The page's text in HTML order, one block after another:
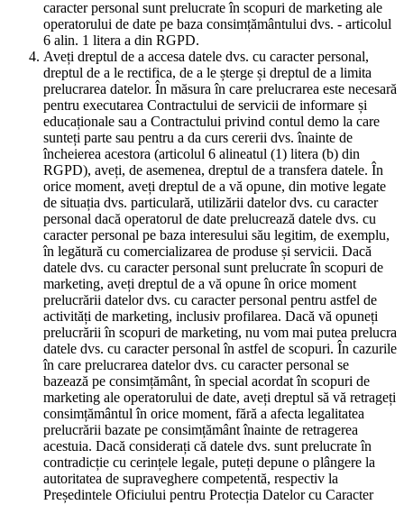
caracter personal sunt prelucrate în scopuri de marketing ale
operatorului de date pe baza consimțământului dvs. - articolul
6 alin. 1 litera a din RGPD.
Aveți dreptul de a accesa datele dvs. cu caracter personal,
dreptul de a le rectifica, de a le șterge și dreptul de a limita
prelucrarea datelor. În măsura în care prelucrarea este necesară
pentru executarea Contractului de servicii de informare și
educaționale sau a Contractului privind contul demo la care
sunteți parte sau pentru a da curs cererii dvs. înainte de
încheierea acestora (articolul 6 alineatul (1) litera (b) din
RGPD), aveți, de asemenea, dreptul de a transfera datele. În
orice moment, aveți dreptul de a vă opune, din motive legate
de situația dvs. particulară, utilizării datelor dvs. cu caracter
personal dacă operatorul de date prelucrează datele dvs. cu
caracter personal pe baza interesului său legitim, de exemplu,
în legătură cu comercializarea de produse și servicii. Dacă
datele dvs. cu caracter personal sunt prelucrate în scopuri de
marketing, aveți dreptul de a vă opune în orice moment
prelucrării datelor dvs. cu caracter personal pentru astfel de
activități de marketing, inclusiv profilarea. Dacă vă opuneți
prelucrării în scopuri de marketing, nu vom mai putea prelucra
datele dvs. cu caracter personal în astfel de scopuri. În cazurile
în care prelucrarea datelor dvs. cu caracter personal se
bazează pe consimțământ, în special acordat în scopuri de
marketing ale operatorului de date, aveți dreptul să vă retrageți
consimțământul în orice moment, fără a afecta legalitatea
prelucrării bazate pe consimțământ înainte de retragerea
acestuia. Dacă considerați că datele dvs. sunt prelucrate în
contradicție cu cerințele legale, puteți depune o plângere la
autoritatea de supraveghere competentă, respectiv la
Președintele Oficiului pentru Protecția Datelor cu Caracter